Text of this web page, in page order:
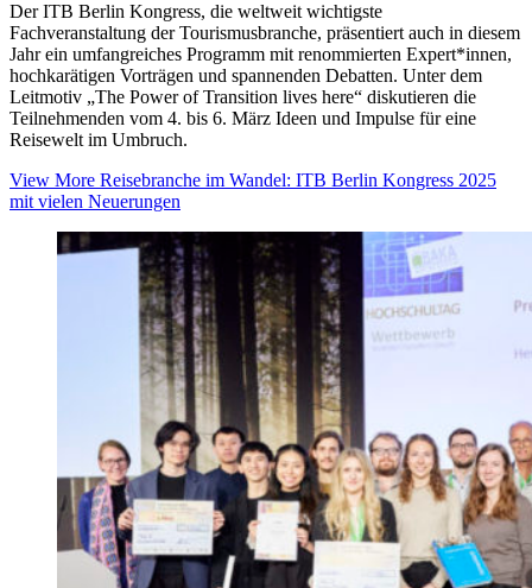
Der ITB Berlin Kongress, die weltweit wichtigste
Fachveranstaltung der Tourismusbranche, präsentiert auch in diesem
Jahr ein umfangreiches Programm mit renommierten Expert*innen,
hochkarätigen Vorträgen und spannenden Debatten. Unter dem
Leitmotiv „The Power of Transition lives here“ diskutieren die
Teilnehmenden vom 4. bis 6. März Ideen und Impulse für eine
Reisewelt im Umbruch.
View More Reisebranche im Wandel: ITB Berlin Kongress 2025
mit vielen Neuerungen